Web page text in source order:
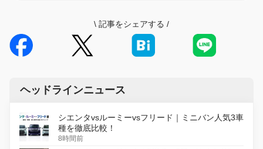
\ 記事をシェアする /
ヘッドラインニュース
シエンタvsルーミーvsフリード｜ミニバン人気3車
種を徹底比較！
8時間前